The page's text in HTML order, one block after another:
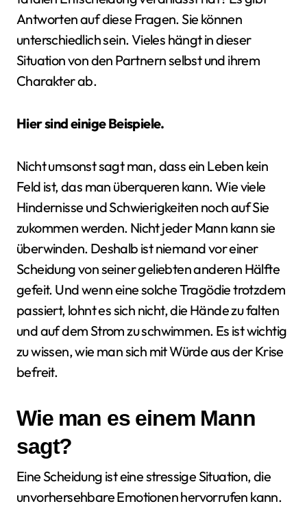
Antworten auf diese Fragen. Sie können
unterschiedlich sein. Vieles hängt in dieser
Situation von den Partnern selbst und ihrem
Charakter ab.
Hier sind einige Beispiele.
Nicht umsonst sagt man, dass ein Leben kein
Feld ist, das man überqueren kann. Wie viele
Hindernisse und Schwierigkeiten noch auf Sie
zukommen werden. Nicht jeder Mann kann sie
überwinden. Deshalb ist niemand vor einer
Scheidung von seiner geliebten anderen Hälfte
gefeit. Und wenn eine solche Tragödie trotzdem
passiert, lohnt es sich nicht, die Hände zu falten
und auf dem Strom zu schwimmen. Es ist wichtig
zu wissen, wie man sich mit Würde aus der Krise
befreit.
Wie man es einem Mann
sagt?
Eine Scheidung ist eine stressige Situation, die
unvorhersehbare Emotionen hervorrufen kann.